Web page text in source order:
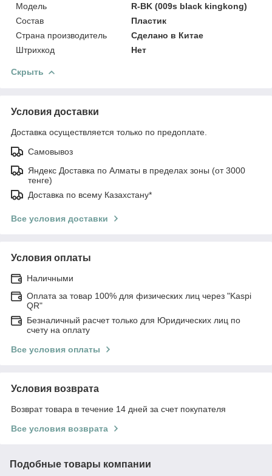
Модель
R-BK (009s black kingkong)
Состав
Пластик
Страна производитель
Сделано в Китае
Штрихкод
Нет
Скрыть
Условия доставки
Доставка осуществляется только по предоплате.
Самовывоз
Яндекс Доставка по Алматы в пределах зоны (от 3000
тенге)
Доставка по всему Казахстану*
Все условия доставки
Условия оплаты
Наличными
Оплата за товар 100% для физических лиц через "Kaspi
QR"
Безналичный расчет только для Юридических лиц по
счету на оплату
Все условия оплаты
Условия возврата
Возврат товара в течение 14 дней за счет покупателя
Все условия возврата
Подобные товары компании